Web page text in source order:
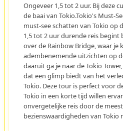
Ongeveer 1,5 tot 2 uur. Bij deze
de baai van Tokio.Tokio's Must-
must-see schatten van Tokio op
1,5 tot 2 uur durende reis begint
over de Rainbow Bridge, waar je
adembenemende uitzichten op
daaruit ga je naar de Tokio
dat een glimp biedt van het
Tokio. Deze tour is perfect voor
Tokio in een korte tijd willen
onvergetelijke reis door de
bezienswaardigheden van Tokio